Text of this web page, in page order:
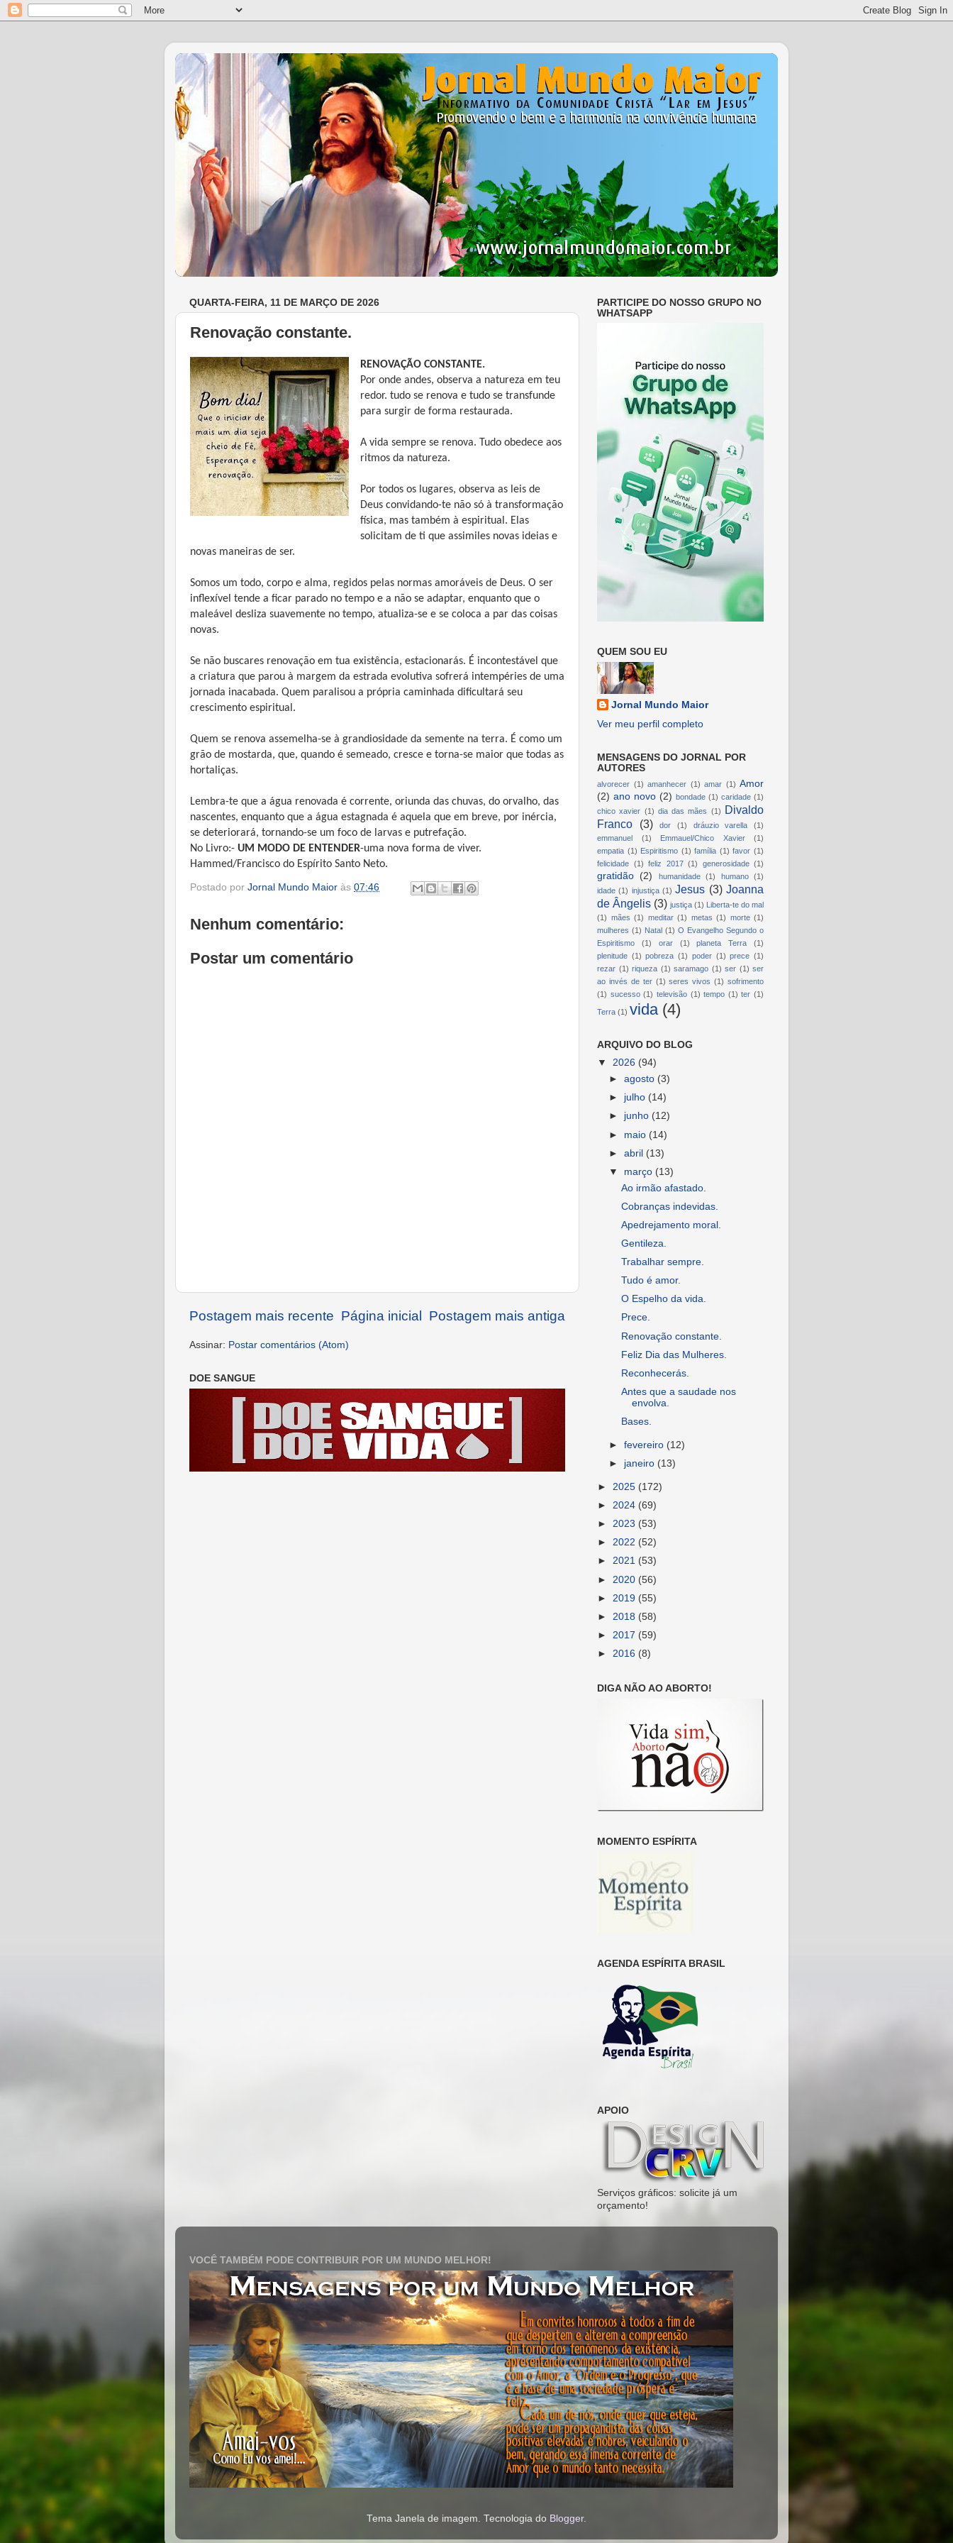
QUARTA-FEIRA, 11 DE MARÇO DE 2026
Renovação constante.
RENOVAÇÃO CONSTANTE.
Por onde andes, observa a natureza em teu
redor. tudo se renova e tudo se transfunde
para surgir de forma restaurada.
A vida sempre se renova. Tudo obedece aos
ritmos da natureza.
Por todos os lugares, observa as leis de
Deus convidando-te não só à transformação
física, mas também à espiritual. Elas
solicitam de ti que assimiles novas ideias e
novas maneiras de ser.
Somos um todo, corpo e alma, regidos pelas normas amoráveis de Deus. O ser
inflexível tende a ficar parado no tempo e a não se adaptar, enquanto que o
maleável desliza suavemente no tempo, atualiza-se e se coloca a par das coisas
novas.
Se não buscares renovação em tua existência, estacionarás. É incontestável que
a criatura que parou à margem da estrada evolutiva sofrerá intempéries de uma
jornada inacabada. Quem paralisou a própria caminhada dificultará seu
crescimento espiritual.
Quem se renova assemelha-se à grandiosidade da semente na terra. É como um
grão de mostarda, que, quando é semeado, cresce e torna-se maior que todas as
hortaliças.
Lembra-te que a água renovada é corrente, oriunda das chuvas, do orvalho, das
nascentes, enquanto que a água estagnada é aquela que em breve, por inércia,
se deteriorará, tornando-se um foco de larvas e putrefação.
No Livro:- UM MODO DE ENTENDER-uma nova forma de viver.
Hammed/Francisco do Espírito Santo Neto.
Postado por Jornal Mundo Maior às 07:46
Nenhum comentário:
Postar um comentário
Postagem mais recente Postagem mais antiga
Página inicial
Assinar: Postar comentários (Atom)
DOE SANGUE
PARTICIPE DO NOSSO GRUPO NO
WHATSAPP
QUEM SOU EU
Jornal Mundo Maior
Ver meu perfil completo
MENSAGENS DO JORNAL POR
AUTORES
alvorecer (1) amanhecer (1) amar (1) Amor
(2) ano novo (2) bondade (1) caridade (1)
chico xavier (1) dia das mães (1) Divaldo
Franco
(3) dor (1) dráuzio varella
(1)
emmanuel
(1) Emmauel/Chico Xavier
(1)
empatia (1) Espiritismo (1) família (1) favor (1)
felicidade (1) feliz 2017 (1) generosidade (1)
gratidão (2) humanidade (1) humano
(1)
idade (1) injustiça (1) Jesus (3) Joanna
de Ângelis (3) justiça (1)
Liberta-te do mal
(1) mães (1) meditar (1) metas (1) morte (1)
mulheres (1) Natal (1) O Evangelho Segundo o
Espiritismo
(1) orar (1) planeta Terra
(1)
plenitude (1) pobreza (1) poder (1) prece (1)
rezar (1) riqueza (1) saramago (1) ser (1) ser
ao invés de ter (1) seres vivos (1) sofrimento
(1) sucesso (1) televisão (1) tempo (1) ter (1)
Terra (1) vida (4)
ARQUIVO DO BLOG
▼ 2026 (94)
►agosto (3)
► julho (14)
► junho (12)
► maio (14)
►abril (13)
▼ março (13)
Ao irmão afastado.
Cobranças indevidas.
Apedrejamento moral.
Gentileza.
Trabalhar sempre.
Tudo é amor.
O Espelho da vida.
Prece.
Renovação constante.
Feliz Dia das Mulheres.
Reconhecerás.
Antes que a saudade nos
envolva.
Bases.
►fevereiro (12)
► janeiro (13)
► 2025 (172)
► 2024 (69)
► 2023 (53)
► 2022 (52)
► 2021 (53)
► 2020 (56)
► 2019 (55)
► 2018 (58)
► 2017 (59)
► 2016 (8)
DIGA NÃO AO ABORTO!
MOMENTO ESPÍRITA
AGENDA ESPÍRITA BRASIL
APOIO
Serviços gráficos: solicite já um
orçamento!
VOCÊ TAMBÉM PODE CONTRIBUIR POR UM MUNDO MELHOR!
Tema Janela de imagem. Tecnologia do Blogger.